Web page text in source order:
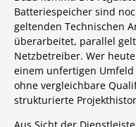
Batteriespeicher sind
geltenden Technischen
überarbeitet, parallel
Netzbetreiber. Wer
einem unfertigen
ohne vergleichbare
strukturierte